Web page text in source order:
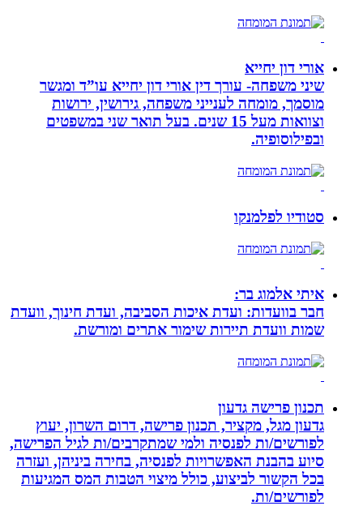
אורי דון יחייא
שיני משפחה- עורך דין אורי דון יחייא עו”ד ומגשר
מוסמך, מומחה לענייני משפחה, גירושין, ירושות
וצוואות מעל 15 שנים. בעל תואר שני במשפטים
ובפילוסופיה.
סטודיו לפלמנקו
איתי אלמוג בר:
חבר בוועדות: ועדת איכות הסביבה, ועדת חינוך, וועדת
שמות וועדת תיירות שימור אתרים ומורשת.
תכנון פרישה גדעון
גדעון מגל, מקציר, תכנון פרישה, דרום השרון, יעוץ
לפורשים/ות לפנסיה ולמי שמתקרבים/ות לגיל הפרישה,
סיוע בהבנת האפשרויות לפנסיה, בחירה ביניהן, ועזרה
בכל הקשור לביצוע, כולל מיצוי הטבות המס המגיעות
לפורשים/ות.